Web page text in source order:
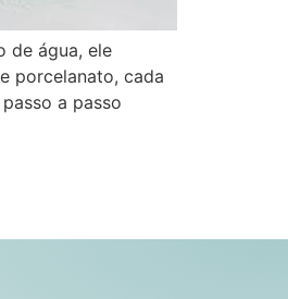
de água, ele
porcelanato, cada
a passo